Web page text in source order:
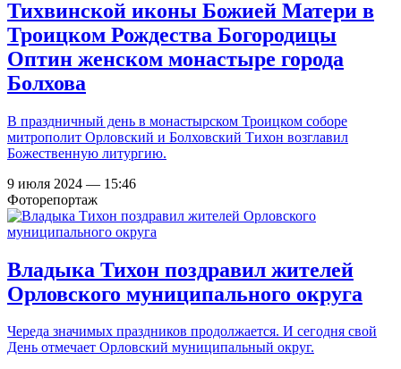
Тихвинской иконы Божией Матери в
Троицком Рождества Богородицы
Оптин женском монастыре города
Болхова
В праздничный день в монастырском Троицком соборе
митрополит Орловский и Болховский Тихон возглавил
Божественную литургию.
9 июля 2024 — 15:46
Фоторепортаж
Владыка Тихон поздравил жителей
Орловского муниципального округа
Череда значимых праздников продолжается. И сегодня свой
День отмечает Орловский муниципальный округ.